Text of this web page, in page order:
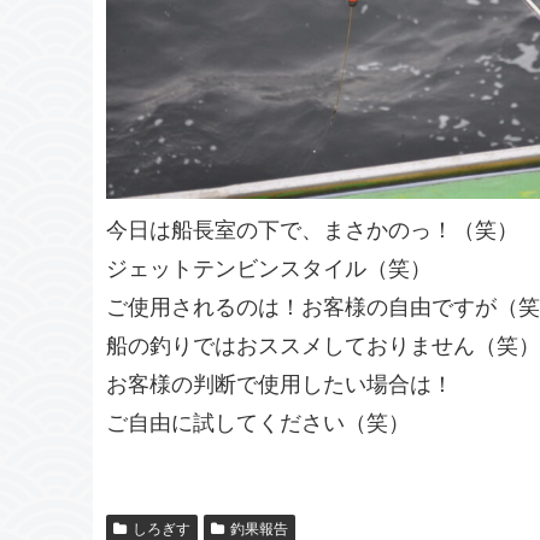
今日は船長室の下で、まさかのっ！（笑）
ジェットテンビンスタイル（笑）
ご使用されるのは！お客様の自由ですが（
船の釣りではおススメしておりません（笑）
お客様の判断で使用したい場合は！
ご自由に試してください（笑）
しろぎす 釣果報告